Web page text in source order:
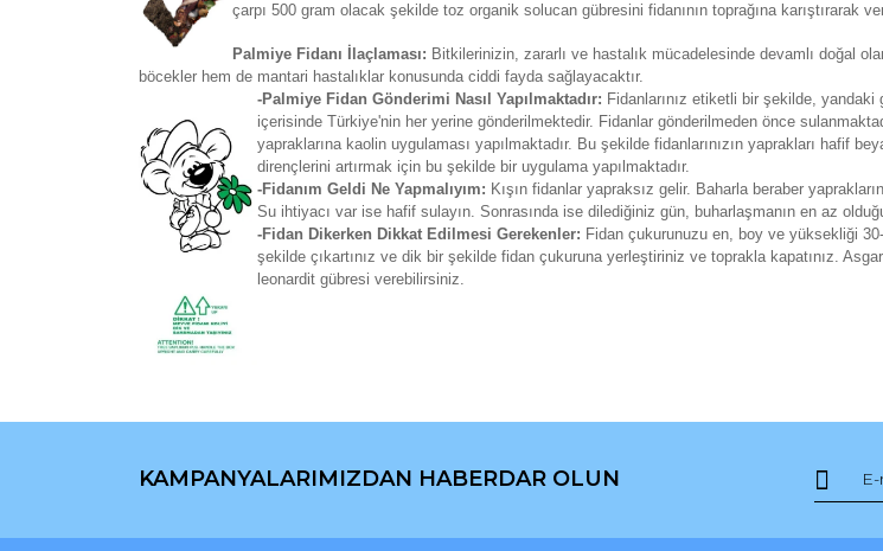
çarpı 500 gram olacak şekilde toz organik solucan gübresini fidanının toprağına karıştırarak
Palmiye Fidanı İlaçlaması: Bitkilerinizin, zararlı ve hastalık mücadelesinde devamlı doğal
böcekler hem de mantari hastalıklar konusunda ciddi fayda sağlayacaktır.
-Palmiye Fidan Gönderimi Nasıl Yapılmaktadır: Fidanlarınız etiketli bir şekilde,
içerisinde Türkiye'nin her yerine gönderilmektedir. Fidanlar gönderilmeden önce
yapraklarına kaolin uygulaması yapılmaktadır. Bu şekilde fidanlarınızın yaprakları hafif
dirençlerini artırmak için bu şekilde bir uygulama yapılmaktadır.
-Fidanım Geldi Ne Yapmalıyım: Kışın fidanlar yapraksız gelir. Baharla beraber
Su ihtiyacı var ise hafif sulayın. Sonrasında ise dilediğiniz gün, buharlaşmanın en az
-Fidan Dikerken Dikkat Edilmesi Gerekenler: Fidan çukurunuzu en, boy ve yüksekliği 30-
şekilde çıkartınız ve dik bir şekilde fidan çukuruna yerleştiriniz ve toprakla kapatınız.
leonardit gübresi verebilirsiniz.
Yorum Yaz
Görüş ve önerileriniz için teşekkür ederiz.
Ürün resmi kalitesiz, bozuk veya görüntülenemiyor.
Ürün bilgilerinde hatalar bulunuyor.
KAMPANYALARIMIZDAN HABERDAR OLUN